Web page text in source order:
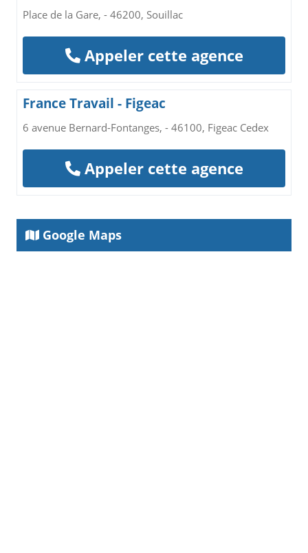
Place de la Gare, - 46200, Souillac
Appeler cette agence
France Travail - Figeac
6 avenue Bernard-Fontanges, - 46100, Figeac Cedex
Appeler cette agence
Google Maps